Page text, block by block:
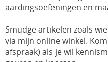
aardingsoefeningen en
Smudge artikelen zoals
via mijn online winkel.
afspraak) als je wil